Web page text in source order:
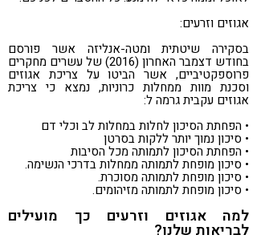
אגוזים וזרעים:
בסקירה שיטתית ומטה-אנליזה אשר פורסם
בחודש דצמבר האחרון (2016) של עשרים מחקרים
פרוספקטיביים, אשר הביטו על צריכת אגוזים
וסכנת מוות ממחלות כרוניות, נמצא כי צריכת
אגוזים עקבית גרמה ל:
• הפחתת הסיכון לחלות במחלות לב וכלי דם
• סיכון נמוך יותר ללקות בסרטן
• הפחתת הסיכון לתמותה מכל הסיבות
• סיכון מופחת לתמותה ממחלות בדרכי הנשימה.
• סיכון מופחת לתמותה מסוכרת.
• סיכון מופחת לתמותה מזיהומים.
למה אגוזים וזרעים כך מועילים
לבריאות שלנו?